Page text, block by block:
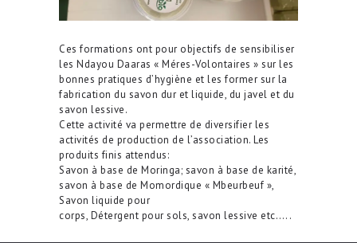
Ces formations ont pour objectifs de sensibiliser
les Ndayou Daaras « Méres-Volontaires » sur les
bonnes pratiques d’hygiène et les former sur la
fabrication du savon dur et liquide, du javel et du
savon lessive.
Cette activité va permettre de diversifier les
activités de production de l’association. Les
produits finis attendus:
Savon à base de Moringa; savon à base de karité,
savon à base de Momordique « Mbeurbeuf »,
Savon liquide pour
corps, Détergent pour sols, savon lessive etc…..